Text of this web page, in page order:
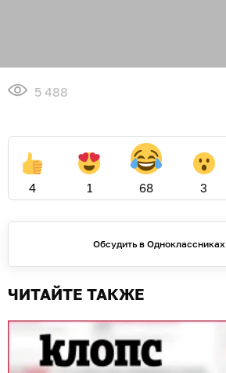
5 488
4 1 68 3
Обсудить в Одноклассниках
ЧИТАЙТЕ ТАКЖЕ